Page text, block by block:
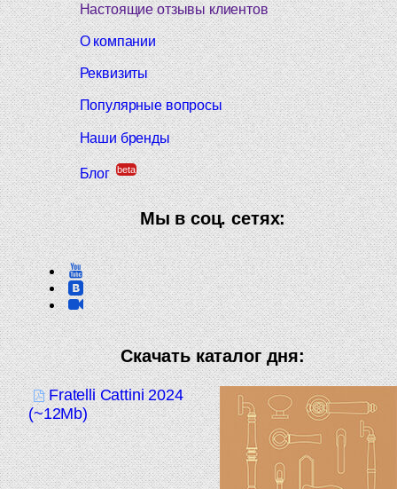
Настоящие отзывы клиентов
О компании
Реквизиты
Популярные вопросы
Наши бренды
Блог beta
Мы в соц. сетях:
Скачать каталог дня:
Fratelli Cattini 2024
(~12Mb)